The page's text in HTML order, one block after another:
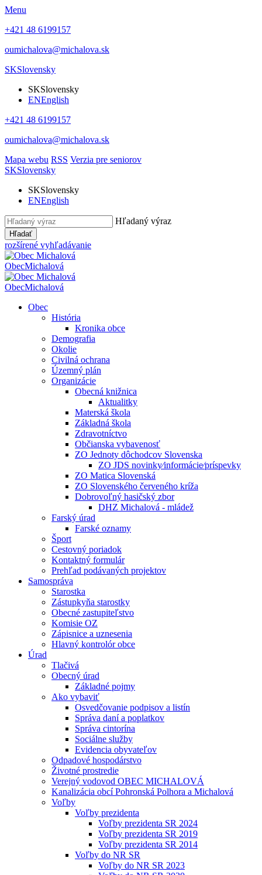
Menu
+421 48 6199157
oumichalova@michalova.sk
SKSlovensky
SKSlovensky
ENEnglish
+421 48 6199157
oumichalova@michalova.sk
Mapa webu RSS Verzia pre seniorov
SKSlovensky
SKSlovensky
ENEnglish
Hľadaný výraz
Hľadať
rozšírené vyhľadávanie
ObecMichalová
ObecMichalová
Obec
História
Kronika obce
Demografia
Okolie
Civilná ochrana
Územný plán
Organizácie
Obecná knižnica
Aktualitky
Materská škola
Základná škola
Zdravotníctvo
Občianska vybavenosť
ZO Jednoty dôchodcov Slovenska
ZO JDS novinky⁄informácie⁄príspevky
ZO Matica Slovenská
ZO Slovenského červeného kríža
Dobrovoľný hasičský zbor
DHZ Michalová - mládež
Farský úrad
Farské oznamy
Šport
Cestovný poriadok
Kontaktný formulár
Prehľad podávaných projektov
Samospráva
Starostka
Zástupkyňa starostky
Obecné zastupiteľstvo
Komisie OZ
Zápisnice a uznesenia
Hlavný kontrolór obce
Úrad
Tlačivá
Obecný úrad
Základné pojmy
Ako vybaviť
Osvedčovanie podpisov a listín
Správa daní a poplatkov
Správa cintorína
Sociálne služby
Evidencia obyvateľov
Odpadové hospodárstvo
Životné prostredie
Verejný vodovod OBEC MICHALOVÁ
Kanalizácia obcí Pohronská Polhora a Michalová
Voľby
Voľby prezidenta
Voľby prezidenta SR 2024
Voľby prezidenta SR 2019
Voľby prezidenta SR 2014
Voľby do NR SR
Voľby do NR SR 2023